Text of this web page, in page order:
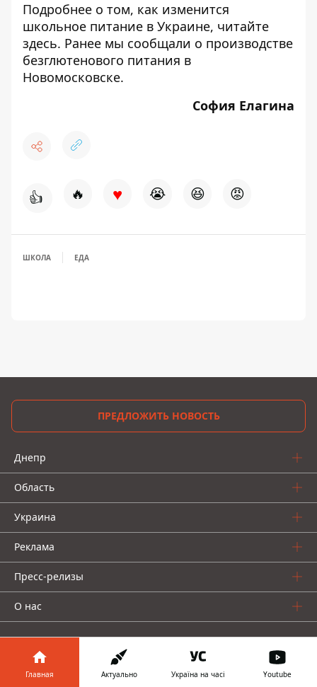
Подробнее о том, как изменится
школьное питание в Украине, читайте
здесь. Ранее мы сообщали о производстве
безглютенового питания в
Новомосковске.
София Елагина
👍 🔥 ♥ 😭 😆 😡
ШКОЛА ЕДА
ПРЕДЛОЖИТЬ НОВОСТЬ
Днепр
Область
Украина
Реклама
Пресс-релизы
О нас
Главная Актуально Україна на часі Youtube